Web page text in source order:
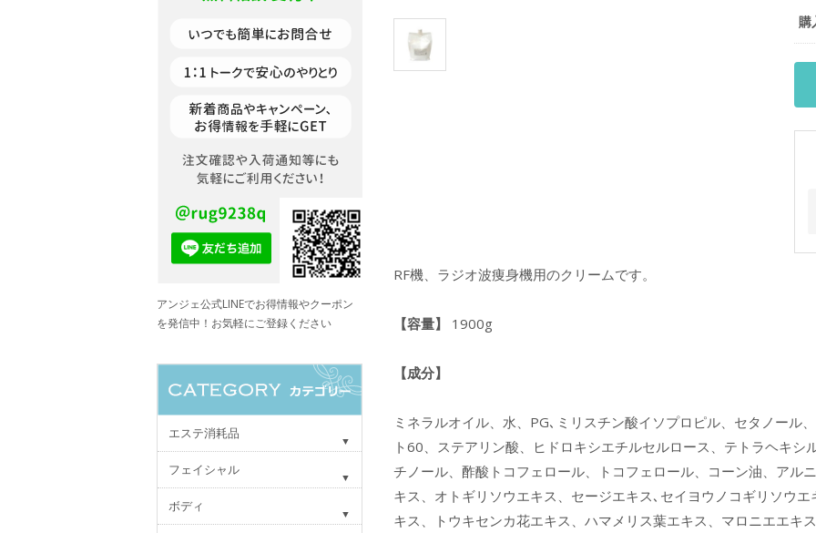
購
RF機、ラジオ波痩身機用のクリームです。
【容量】 1900g
【成分】
ミネラルオイル、水、PG､ミリスチン酸イソプロピル、セタノール
ト60、ステアリン酸、ヒドロキシエチルセルロース、テトラヘキシ
チノール、酢酸トコフェロール、トコフェロール、コーン油、アル
キス、オトギリソウエキス、セージエキス､セイヨウノコギリソウ
キス、トウキセンカ花エキス、ハマメリス葉エキス、マロニエエキ
アンジェ公式LINEでお得情報やクーポン
を発信中！お気軽にご登録ください
エステ消耗品
フェイシャル
ボディ